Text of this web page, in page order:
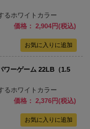
るホワイトカラー
価格： 2,904円(税込)
ワーゲーム 22LB（1.5
るホワイトカラー
価格： 2,376円(税込)